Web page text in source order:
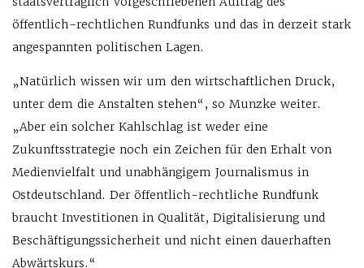
öffentlich-rechtlichen Rundfunks und das in derzeit stark
angespannten politischen Lagen.
„Natürlich wissen wir um den wirtschaftlichen Druck,
unter dem die Anstalten stehen“, so Munzke weiter.
„Aber ein solcher Kahlschlag ist weder eine
Zukunftsstrategie noch ein Zeichen für den Erhalt von
Medienvielfalt und unabhängigem Journalismus in
Ostdeutschland. Der öffentlich-rechtliche Rundfunk
braucht Investitionen in Qualität, Digitalisierung und
Beschäftigungssicherheit und nicht einen dauerhaften
Abwärtskurs.“